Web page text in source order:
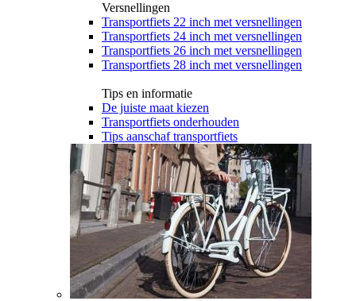
Versnellingen
Transportfiets 22 inch met versnellingen
Transportfiets 24 inch met versnellingen
Transportfiets 26 inch met versnellingen
Transportfiets 28 inch met versnellingen
Tips en informatie
De juiste maat kiezen
Transportfiets onderhouden
Tips aanschaf transportfiets